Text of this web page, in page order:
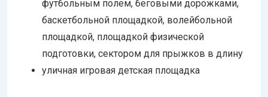
футбольным полем, беговыми дорожками,
баскетбольной площадкой, волейбольной
площадкой, площадкой физической
подготовки, сектором для прыжков в длину
уличная игровая детская площадка